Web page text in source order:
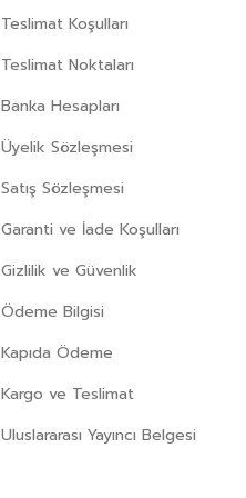
Teslimat Koşulları
Teslimat Noktaları
Banka Hesapları
Üyelik Sözleşmesi
Satış Sözleşmesi
Garanti ve İade Koşulları
Gizlilik ve Güvenlik
Ödeme Bilgisi
Kapıda Ödeme
Kargo ve Teslimat
Uluslararası Yayıncı Belgesi